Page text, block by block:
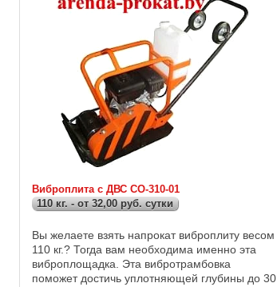
Виброплита с ДВС СО-310-01
110 кг. - от 32,00 руб. сутки
Вы желаете взять напрокат виброплиту весом
110 кг.? Тогда вам необходима именно эта
виброплощадка. Эта вибротрамбовка
поможет достичь уплотняющей глубины до 30